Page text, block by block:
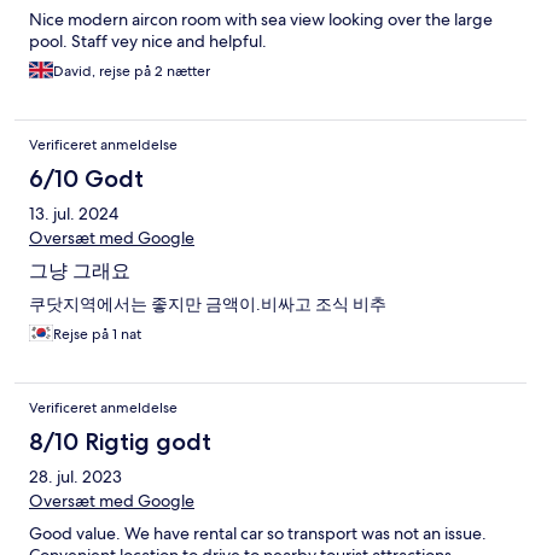
Nice modern aircon room with sea view looking over the large
pool. Staff vey nice and helpful.
David, rejse på 2 nætter
Verificeret anmeldelse
6/10 Godt
13. jul. 2024
Oversæt med Google
그냥 그래요
쿠닷지역에서는 좋지만 금액이.비싸고 조식 비추
Rejse på 1 nat
Verificeret anmeldelse
8/10 Rigtig godt
28. jul. 2023
Oversæt med Google
Good value. We have rental car so transport was not an issue.